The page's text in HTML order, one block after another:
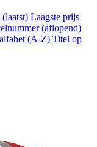
Laagste prijs
(aflopend)
(A-Z) Titel op